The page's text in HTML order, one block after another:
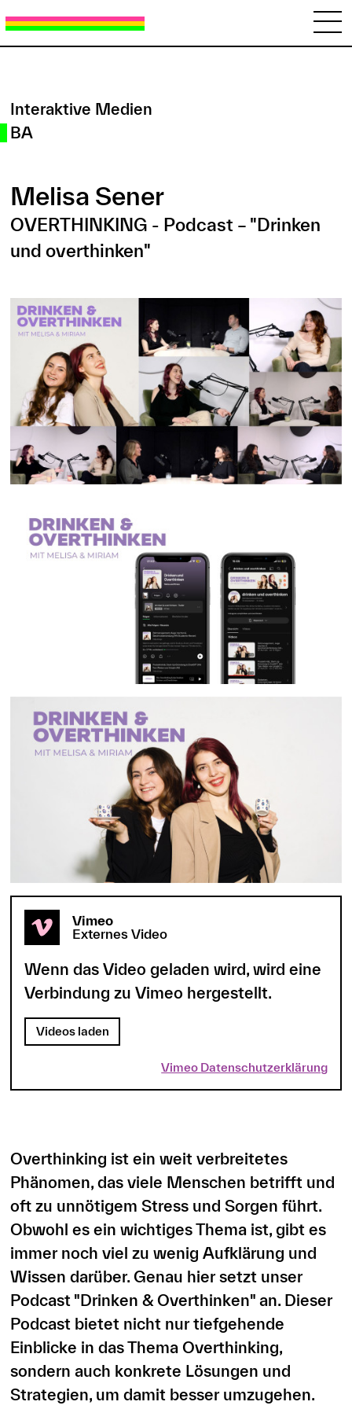
Werkschau 2024
Interaktive Medien
BA
Melisa Sener
OVERTHINKING - Podcast – "Drinken
und overthinken"
Vimeo
Externes Video
Wenn das Video geladen wird, wird eine
Verbindung zu Vimeo hergestellt.
Videos laden
Vimeo Datenschutzerklärung
Overthinking ist ein weit verbreitetes
Phänomen, das viele Menschen betrifft und
oft zu unnötigem Stress und Sorgen führt.
Obwohl es ein wichtiges Thema ist, gibt es
immer noch viel zu wenig Aufklärung und
Wissen darüber. Genau hier setzt unser
Podcast "Drinken & Overthinken" an. Dieser
Podcast bietet nicht nur tiefgehende
Einblicke in das Thema Overthinking,
sondern auch konkrete Lösungen und
Strategien, um damit besser umzugehen.